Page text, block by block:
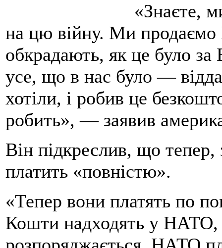
«Знаєте,
на цю війну. Ми
обкрадають, як це було за
усе, що в нас було —
хотіли, і робив це
робить», — заявив
Він підкреслив, що
платить «повністю».
«Тепер вони платять по
Кошти надходять у